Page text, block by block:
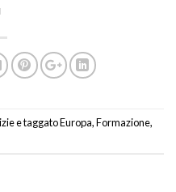
e taggatoEuropa,Formazione,